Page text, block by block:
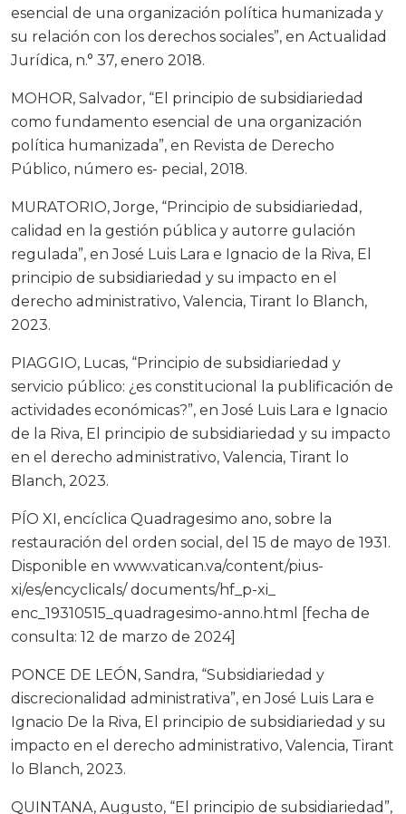
esencial de una organización política humanizada y
su relación con los derechos sociales”, en Actualidad
Jurídica, n.° 37, enero 2018.
MOHOR, Salvador, “El principio de subsidiariedad
como fundamento esencial de una organización
política humanizada”, en Revista de Derecho
Público, número es- pecial, 2018.
MURATORIO, Jorge, “Principio de subsidiariedad,
calidad en la gestión pública y autorre gulación
regulada”, en José Luis Lara e Ignacio de la Riva, El
principio de subsidiariedad y su impacto en el
derecho administrativo, Valencia, Tirant lo Blanch,
2023.
PIAGGIO, Lucas, “Principio de subsidiariedad y
servicio público: ¿es constitucional la publificación de
actividades económicas?”, en José Luis Lara e Ignacio
de la Riva, El principio de subsidiariedad y su impacto
en el derecho administrativo, Valencia, Tirant lo
Blanch, 2023.
PÍO XI, encíclica Quadragesimo ano, sobre la
restauración del orden social, del 15 de mayo de 1931.
Disponible en www.vatican.va/content/pius-
xi/es/encyclicals/ documents/hf_p-xi_
enc_19310515_quadragesimo-anno.html [fecha de
consulta: 12 de marzo de 2024]
PONCE DE LEÓN, Sandra, “Subsidiariedad y
discrecionalidad administrativa”, en José Luis Lara e
Ignacio De la Riva, El principio de subsidiariedad y su
impacto en el derecho administrativo, Valencia, Tirant
lo Blanch, 2023.
QUINTANA, Augusto, “El principio de subsidiariedad”,